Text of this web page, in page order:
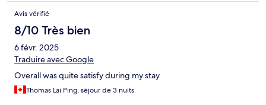
Avis vérifié
8/10 Très bien
6 févr. 2025
Traduire avec Google
Overall was quite satisfy during my stay
Thomas Lai Ping, séjour de 3 nuits